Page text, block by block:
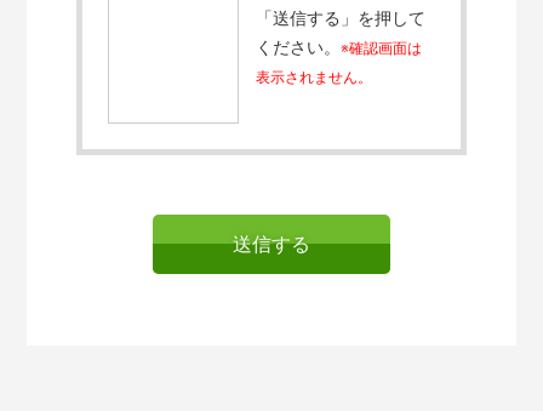
「送信する」を押して
ください。
確認画面は
表示されません。